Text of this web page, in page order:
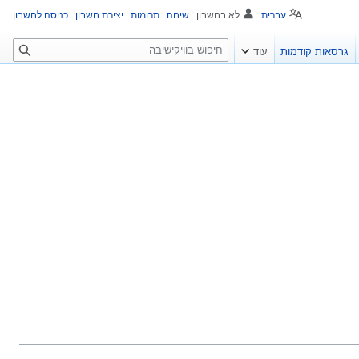
עברית לא בחשבון שיחה תרומות יצירת חשבון כניסה לחשבון
גרסאות קודמות עוד
ח
י